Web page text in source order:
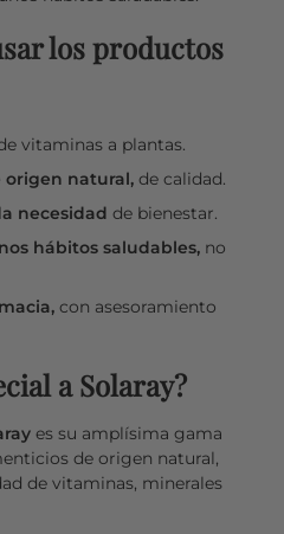
los productos
vitaminas a plantas.
origen natural,de calidad.
necesidad de bienestar.
hábitos saludables,no
con asesoramiento
a Solaray?
es su amplísima gama
de origen natural,
de vitaminas, minerales